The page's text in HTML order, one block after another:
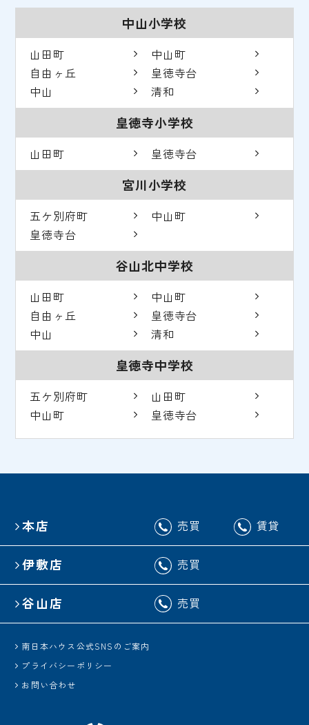
中山小学校
山田町
中山町
自由ヶ丘
皇徳寺台
中山
清和
皇徳寺小学校
山田町 皇徳寺台
宮川小学校
五ケ別府町
中山町
皇徳寺台
谷山北中学校
山田町
中山町
自由ヶ丘
皇徳寺台
中山
清和
皇徳寺中学校
五ケ別府町
山田町
中山町
皇徳寺台
本店 売買 賃貸
伊敷店 売買
谷山店 売買
南日本ハウス公式SNSのご案内
プライバシーポリシー
お問い合わせ